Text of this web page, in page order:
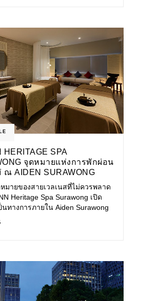
HERITAGE SPA
จุดหมายแห่งการพักผ่อน
ณ AIDEN SURAWONG
มายของสายเวลเนสที่ไม่ควรพลาด
Heritage Spa Surawong เปิด
นทางการภายใน Aiden Surawong
ใหญ่ มาสัมผัสประสบการณ์การพักผ่อน